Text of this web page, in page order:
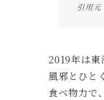
引用元
2019年は東
風邪とひと
食べ物力で